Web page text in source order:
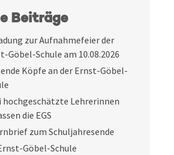
Beiträge
zur Aufnahmefeier der
Göbel-Schule am 10.08.2026
Köpfe an der Ernst-Göbel-
hochgeschätzte Lehrerinnen
die EGS
zum Schuljahresende
Göbel-Schule